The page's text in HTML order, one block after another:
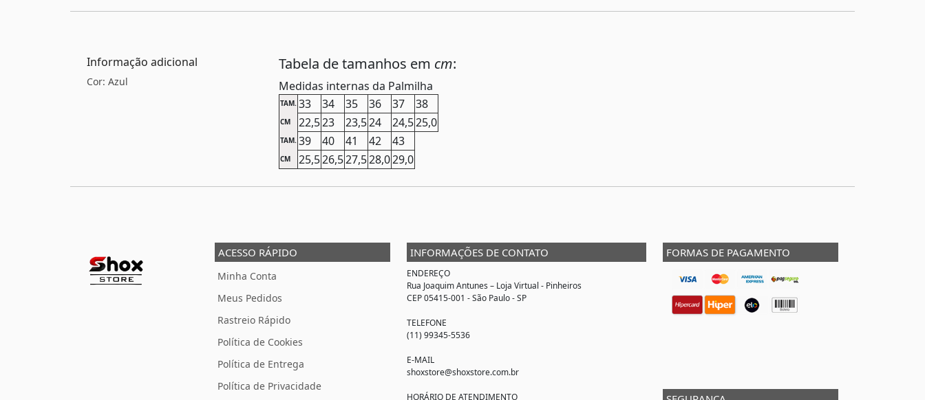
Informação adicional
Cor: Azul
Tabela de tamanhos em cm:
Medidas internas da Palmilha
TAM. 33 34 35 36 37 38
CM 22,523 23,524 24,525,0
TAM. 39 40 41 42 43
CM 25,526,527,528,029,0
ACESSO RÁPIDO
Minha Conta
Meus Pedidos
Rastreio Rápido
Política de Cookies
Política de Entrega
Política de Privacidade
INFORMAÇÕES DE CONTATO
ENDEREÇO
Rua Joaquim Antunes – Loja Virtual - Pinheiros
CEP 05415-001 - São Paulo - SP
TELEFONE
(11) 99345-5536
E-MAIL
shoxstore@shoxstore.com.br
HORÁRIO DE ATENDIMENTO
FORMAS DE PAGAMENTO